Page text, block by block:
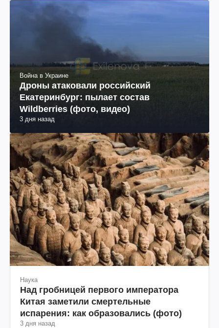
Война в Украине
Дроны атаковали российский
Екатеринбург: пылает состав
Wildberries (фото, видео)
3 дня назад
Наука
Над гробницей первого императора
Китая заметили смертельные
испарения: как образовались (фото)
3 дня назад